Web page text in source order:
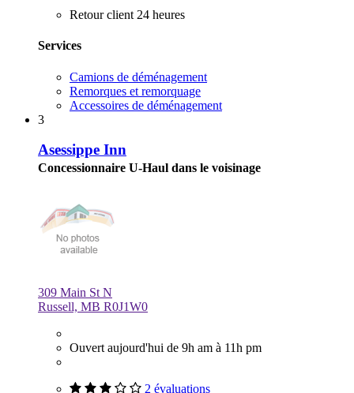
Retour client 24 heures
Services
Camions de déménagement
Remorques et remorquage
Accessoires de déménagement
3
Asessippe Inn
Concessionnaire U-Haul dans le voisinage
309 Main St N
Russell, MB R0J1W0
Ouvert aujourd'hui de 9h am à 11h pm
2 évaluations